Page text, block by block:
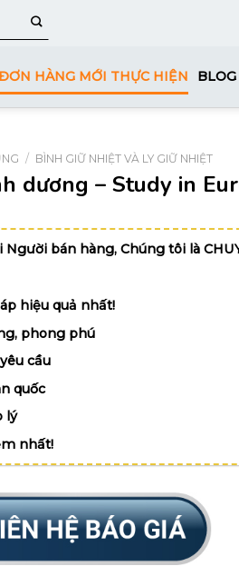
HÀNG MỚI THỰC HIỆN
/ BÌNH GIỮ NHIỆT VÀ LY GIỮ NHIỆT
dương – Study in
bán hàng, Chúng tôi là
hiệu quả nhất!
phong phú
cầu
quốc
lý
nhất!